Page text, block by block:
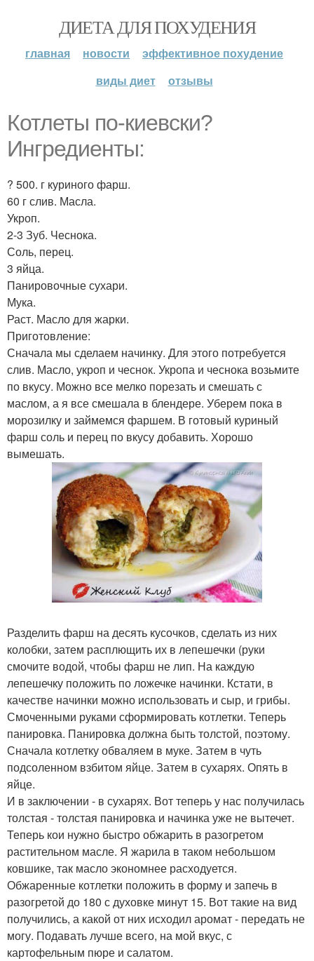
ДИЕТА ДЛЯ ПОХУДЕНИЯ
главная новости
эффективное похудение
виды диет
отзывы
Котлеты по-киевски?
Ингредиенты:
? 500. г куриного фарш.
60 г слив. Масла.
Укроп.
2-3 Зуб. Чеснока.
Соль, перец.
3 яйца.
Панировочные сухари.
Мука.
Раст. Масло для жарки.
Приготовление:
Сначала мы сделаем начинку. Для этого потребуется
слив. Масло, укроп и чеснок. Укропа и чеснока возьмите
по вкусу. Можно все мелко порезать и смешать с
маслом, а я все смешала в блендере. Уберем пока в
морозилку и займемся фаршем. В готовый куриный
фарш соль и перец по вкусу добавить. Хорошо
вымешать.
Разделить фарш на десять кусочков, сделать из них
колобки, затем расплющить их в лепешечки (руки
смочите водой, чтобы фарш не лип. На каждую
лепешечку положить по ложечке начинки. Кстати, в
качестве начинки можно использовать и сыр, и грибы.
Смоченными руками сформировать котлетки. Теперь
панировка. Панировка должна быть толстой, поэтому.
Сначала котлетку обваляем в муке. Затем в чуть
подсоленном взбитом яйце. Затем в сухарях. Опять в
яйце.
И в заключении - в сухарях. Вот теперь у нас получилась
толстая - толстая панировка и начинка уже не вытечет.
Теперь кои нужно быстро обжарить в разогретом
растительном масле. Я жарила в таком небольшом
ковшике, так масло экономнее расходуется.
Обжаренные котлетки положить в форму и запечь в
разогретой до 180 с духовке минут 15. Вот такие на вид
получились, а какой от них исходил аромат - передать не
могу. Подавать лучше всего, на мой вкус, с
картофельным пюре и салатом.